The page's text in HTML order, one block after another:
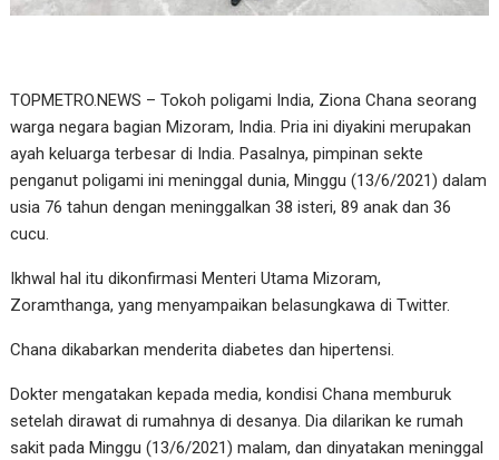
TOPMETRO.NEWS – Tokoh poligami India, Ziona Chana seorang
warga negara bagian Mizoram, India. Pria ini diyakini merupakan
ayah keluarga terbesar di India. Pasalnya, pimpinan sekte
penganut poligami ini meninggal dunia, Minggu (13/6/2021) dalam
usia 76 tahun dengan meninggalkan 38 isteri, 89 anak dan 36
cucu.
Ikhwal hal itu dikonfirmasi Menteri Utama Mizoram,
Zoramthanga, yang menyampaikan belasungkawa di Twitter.
Chana dikabarkan menderita diabetes dan hipertensi.
Dokter mengatakan kepada media, kondisi Chana memburuk
setelah dirawat di rumahnya di desanya. Dia dilarikan ke rumah
sakit pada Minggu (13/6/2021) malam, dan dinyatakan meninggal